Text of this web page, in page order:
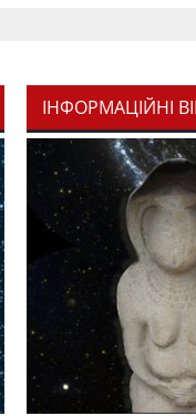
К. Романчук
й
ІНФОРМАЦІЙНІ